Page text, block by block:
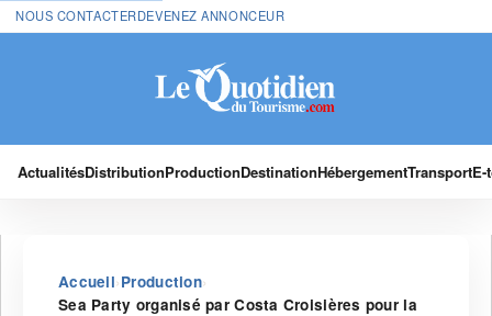
NOUS CONTACTERDEVENEZ ANNONCEUR
ActualitésDistributionProductionDestinationHébergementTransport
Accueil›Production›
Sea Party organisé par Costa Croisières pour la